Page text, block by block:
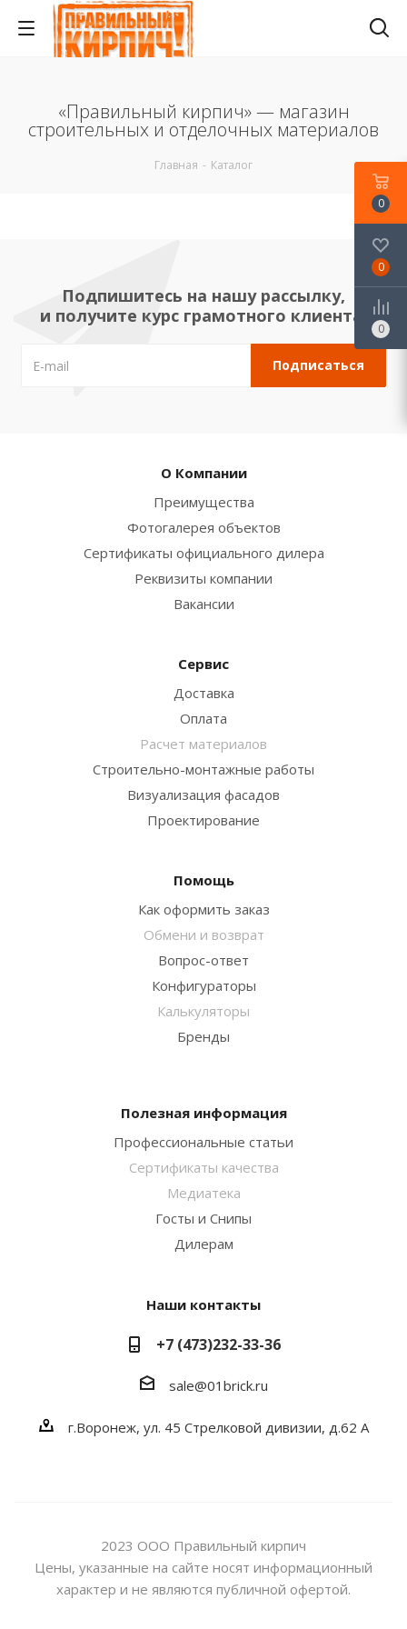
«Правильный кирпич» — магазин
строительных и отделочных материалов
Главная - Каталог
Подпишитесь на нашу рассылку,
и получите курс грамотного клиента!
О Компании
Преимущества
Фотогалерея объектов
Сертификаты официального дилера
Реквизиты компании
Вакансии
Сервис
Доставка
Оплата
Расчет материалов
Строительно-монтажные работы
Визуализация фасадов
Проектирование
Помощь
Как оформить заказ
Обмени и возврат
Вопрос-ответ
Конфигураторы
Калькуляторы
Бренды
Полезная информация
Профессиональные статьи
Сертификаты качества
Медиатека
Госты и Снипы
Дилерам
Наши контакты
+7 (473)232-33-36
sale@01brick.ru
г.Воронеж, ул. 45 Стрелковой дивизии, д.62 А
2023 ООО Правильный кирпич
Цены, указанные на сайте носят информационный
характер и не являются публичной офертой.
0
0
0